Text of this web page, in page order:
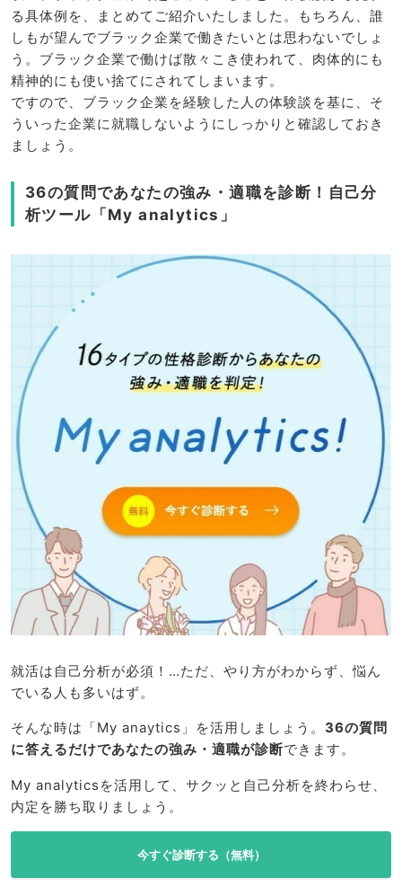
る具体例を、まとめてご紹介いたしました。もちろん、誰
しもが望んでブラック企業で働きたいとは思わないでしょ
う。ブラック企業で働けば散々こき使われて、肉体的にも
精神的にも使い捨てにされてしまいます。
ですので、ブラック企業を経験した人の体験談を基に、そ
ういった企業に就職しないようにしっかりと確認しておき
ましょう。
36の質問であなたの強み・適職を診断！自己分
析ツール「My analytics」
就活は自己分析が必須！…ただ、やり方がわからず、悩ん
でいる人も多いはず。
そんな時は「My anaytics」を活用しましょう。 36の質問
に答えるだけであなたの強み・適職が診断できます。
My analyticsを活用して、サクッと自己分析を終わらせ、
内定を勝ち取りましょう。
今すぐ診断する（無料）